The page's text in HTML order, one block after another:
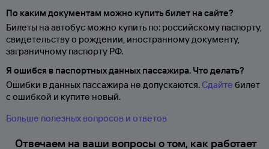
По каким документам можно купить билет на сайте?
Билеты на автобус можно купить по: российскому паспорту,
свидетельству о рождении, иностранному документу,
заграничному паспорту РФ.
Я ошибся в паспортных данных пассажира. Что делать?
Ошибки в данных пассажира не допускаются. Сдайте билет
с ошибкой и купите новый.
Больше полезных вопросов и ответов
Отвечаем на ваши вопросы о том, как работает